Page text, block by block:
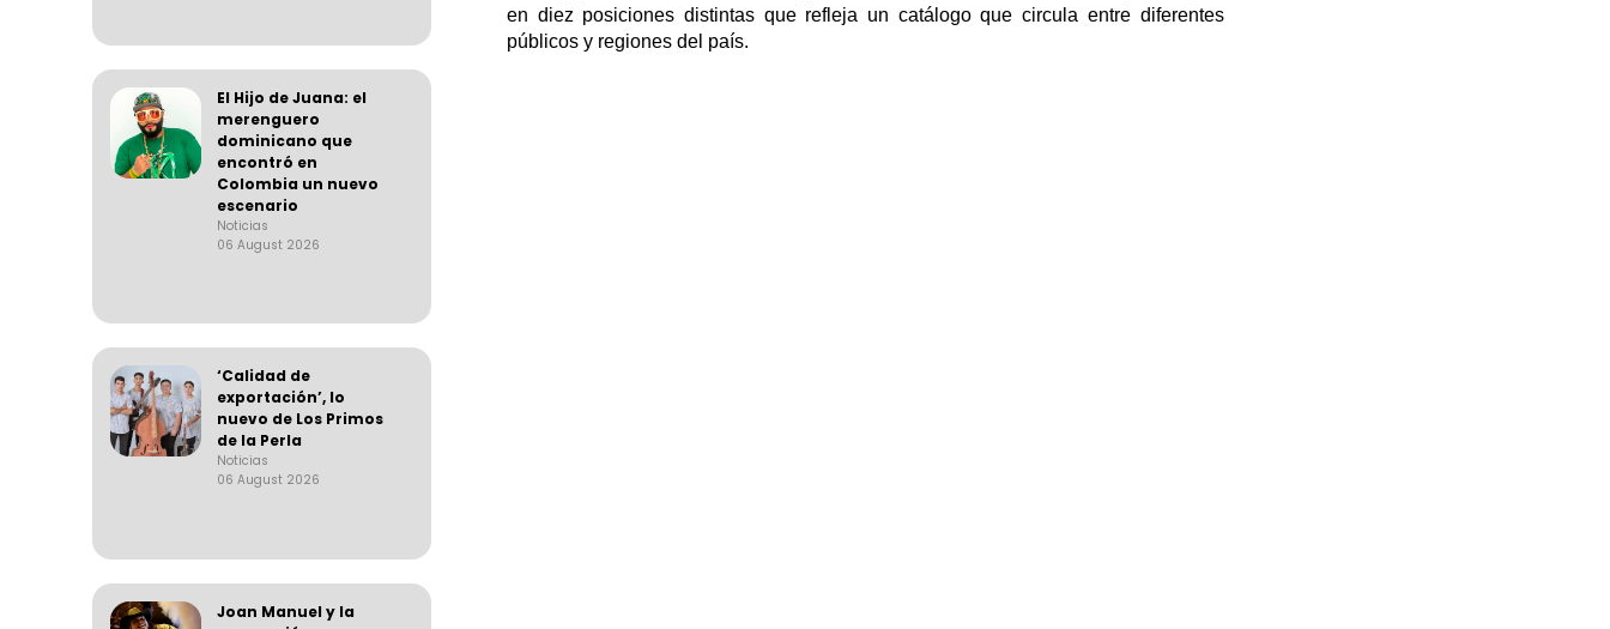
El Hijo de Juana: el
merenguero
dominicano que
encontró en
Colombia un nuevo
escenario
Noticias
06 August 2026
‘Calidad de
exportación’, lo
nuevo de Los Primos
de la Perla
Noticias
06 August 2026
Joan Manuel y la
en diez posiciones distintasquerefleja un catálogo que circula entre diferentes
públicosy regiones del país.